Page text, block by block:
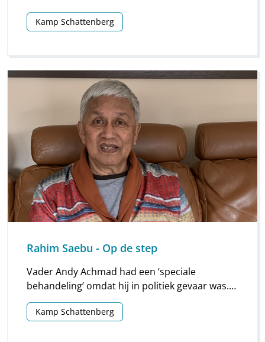
zo’n mooie trommel gezien. Ik verstond haar
maar half.Wat moet ik er mee?
Kamp Schattenberg
Rahim Saebu - Op de step
Vader Andy Achmad had een ‘speciale
behandeling’ omdat hij in politiek gevaar was.
Rahim herinnert het zich nog levendig:
“Plotseling stonden er Nederlandse soldaten
Kamp Schattenberg